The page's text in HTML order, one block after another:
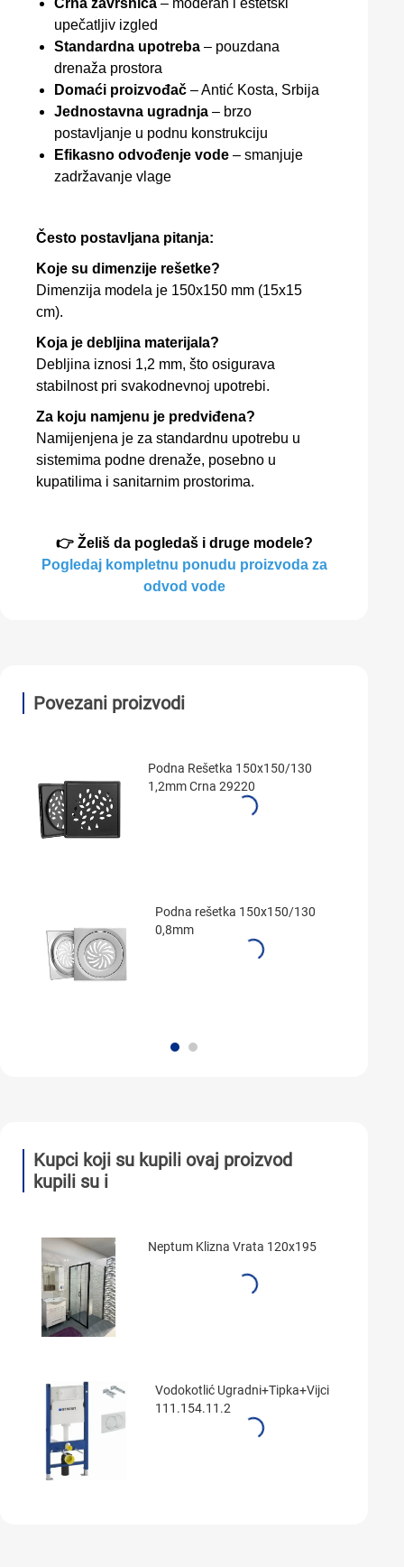
Crna završnica – moderan i estetski
upečatljiv izgled
Standardna upotreba – pouzdana
drenaža prostora
Domaći proizvođač – Antić Kosta, Srbija
Jednostavna ugradnja – brzo
postavljanje u podnu konstrukciju
Efikasno odvođenje vode – smanjuje
zadržavanje vlage
Često postavljana pitanja:
Koje su dimenzije rešetke?
Dimenzija modela je 150x150 mm (15x15
cm).
Koja je debljina materijala?
Debljina iznosi 1,2 mm, što osigurava
stabilnost pri svakodnevnoj upotrebi.
Za koju namjenu je predviđena?
Namijenjena je za standardnu upotrebu u
sistemima podne drenaže, posebno u
kupatilima i sanitarnim prostorima.
👉 Želiš da pogledaš i druge modele?
Pogledaj kompletnu ponudu proizvoda za
odvod vode
Povezani proizvodi
Podna Rešetka 150x150/130
1,2mm Crna 29220
Podna rešetka 150x150/130
0,8mm
Kupci koji su kupili ovaj proizvod
kupili su i
Neptum Klizna Vrata 120x195
Vodokotlić Ugradni+Tipka+Vijci
111.154.11.2